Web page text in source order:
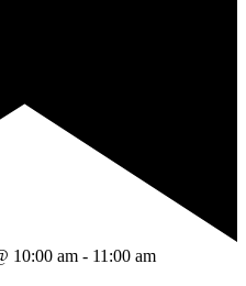
10:00 am - 11:00 am